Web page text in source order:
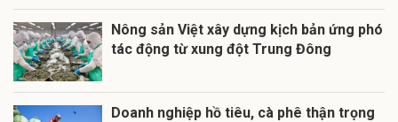
Nông sản Việt xây dựng kịch bản ứng phó
tác động từ xung đột Trung Đông
Doanh nghiệp hồ tiêu, cà phê thận trọng